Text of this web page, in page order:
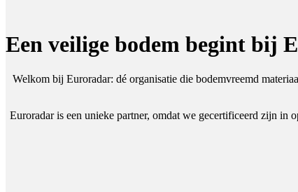
Een veilige bodem begint bij
Welkom bij Euroradar: dé organisatie die bodemvreemd
Euroradar is een unieke partner, omdat we gecertificeerd zijn in